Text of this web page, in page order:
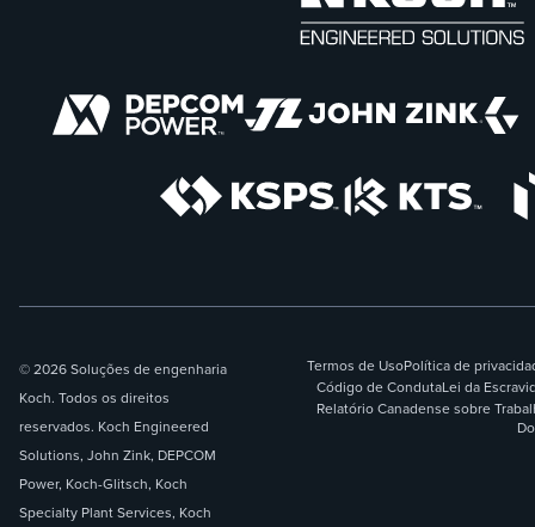
© 2026 Soluções de engenharia
Koch. Todos os direitos
reservados. Koch Engineered
Solutions, John Zink, DEPCOM
Power, Koch-Glitsch, Koch
Specialty Plant Services, Koch
Termos de UsoPolítica de
Código de CondutaLei da
Relatório Canadense sobre